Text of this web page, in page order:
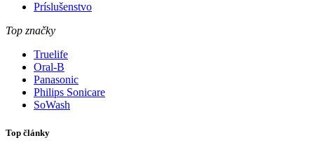
Príslušenstvo
Top značky
Truelife
Oral-B
Panasonic
Philips Sonicare
SoWash
Top články